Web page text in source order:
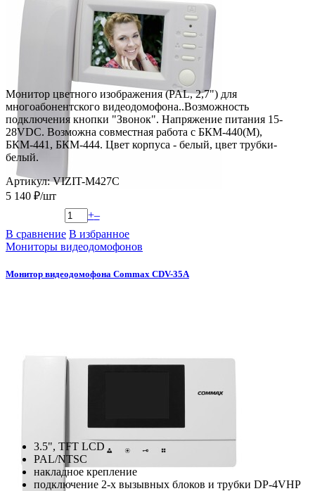
Монитор цветного изображения (PAL, 2,7") для
многоабонентского видеодомофона..Возможность
подключения кнопки "Звонок". Напряжение питания 15-
28VDC. Возможна совместная работа с БКМ-440(М),
БКМ-441, БКМ-444. Цвет корпуса - белый, цвет трубки-
белый.
Артикул: VIZIT-M427C
5 140 ₽/шт
+–
В сравнение В избранное
Мониторы видеодомофонов
Монитор видеодомофона Commax CDV-35A
3.5", TFT LCD
PAL/NTSC
накладное крепление
подключение 2-х вызывных блоков и трубки DP-4VHP